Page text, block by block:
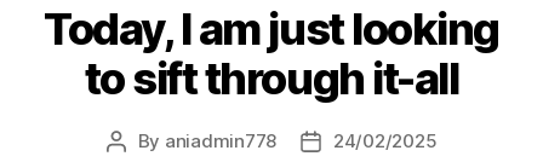
Today, I am just looking
to sift through it-all
By aniadmin778 24/02/2025